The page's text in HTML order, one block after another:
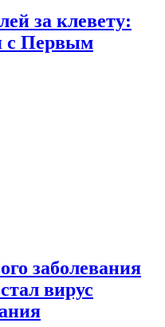
за клевету:
с Первым
заболевания
вирус